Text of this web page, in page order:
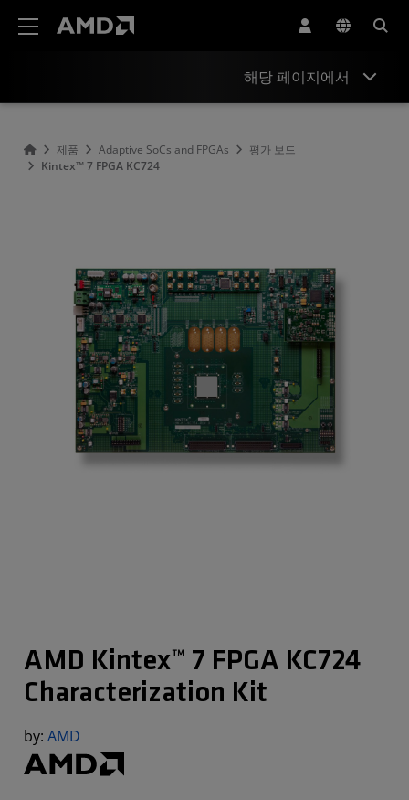
해당 페이지에서
제품 Adaptive SoCs and FPGAs
평가 보드
Kintex™ 7 FPGA KC724
AMD Kintex™ 7 FPGA KC724
Characterization Kit
by: AMD